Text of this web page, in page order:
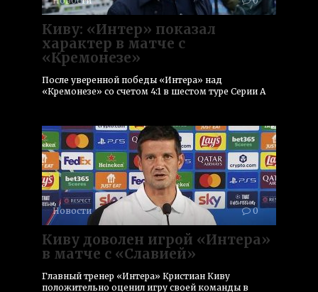
Киву: «Интер» показал
характер в матче с
«Кремонезе»
После уверенной победы «Интера» над
«Кремонезе» со счетом 4:1 в шестом туре Серии А
Новости 0
Киву доволен игрой «Интера»
в матче с «Славией»
Главный тренер «Интера» Кристиан Киву
положительно оценил игру своей команды в